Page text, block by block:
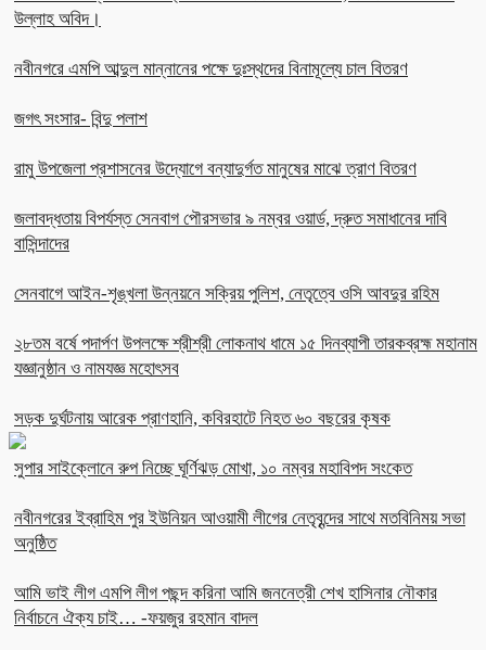
উল্লাহ অবিদ।
নবীনগরে এমপি আব্দুল মান্নানের পক্ষে দুঃস্থদের বিনামূল্যে চাল বিতরণ
জগৎ সংসার- বিন্দু পলাশ
রামু উপজেলা প্রশাসনের উদ্যোগে বন্যাদুর্গত মানুষের মাঝে ত্রাণ বিতরণ
জলাবদ্ধতায় বিপর্যস্ত সেনবাগ পৌরসভার ৯ নম্বর ওয়ার্ড, দ্রুত সমাধানের দাবি
বাসিন্দাদের
সেনবাগে আইন-শৃঙ্খলা উন্নয়নে সক্রিয় পুলিশ, নেতৃত্বে ওসি আবদুর রহিম
২৮তম বর্ষে পদার্পণ উপলক্ষে শ্রীশ্রী লোকনাথ ধামে ১৫ দিনব্যাপী তারকব্রহ্ম মহানাম
যজ্ঞানুষ্ঠান ও নামযজ্ঞ মহোৎসব
সড়ক দুর্ঘটনায় আরেক প্রাণহানি, কবিরহাটে নিহত ৬০ বছরের কৃষক
সুপার সাইক্লোনে রুপ নিচ্ছে ঘূর্ণিঝড় মোখা, ১০ নম্বর মহাবিপদ সংকেত
নবীনগরের ইব্রাহিম পুর ইউনিয়ন আওয়ামী লীগের নেতৃবৃন্দের সাথে মতবিনিময় সভা
অনুষ্ঠিত
আমি ভাই লীগ এমপি লীগ পছন্দ করিনা আমি জননেত্রী শেখ হাসিনার নৌকার
নির্বাচনে ঐক্য চাই… -ফয়জুর রহমান বাদল